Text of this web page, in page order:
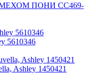
МЕХОМ ПОНИ CC469-
5610346
Ashley 1450421